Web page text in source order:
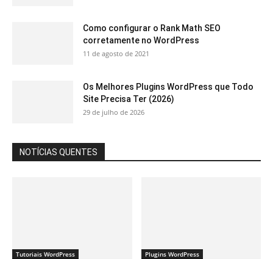
Como configurar o Rank Math SEO
corretamente no WordPress
11 de agosto de 2021
Os Melhores Plugins WordPress que Todo
Site Precisa Ter (2026)
29 de julho de 2026
NOTÍCIAS QUENTES
Tutoriais WordPress Plugins WordPress